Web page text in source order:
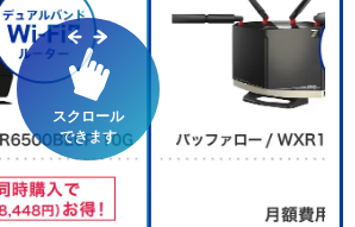
スクロール
できます